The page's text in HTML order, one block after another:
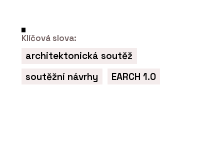
Filtrační baterie Vital Tap - Franke
Klíčová slova:
architektonická soutěž
soutěžní návrhy
EARCH 1.0